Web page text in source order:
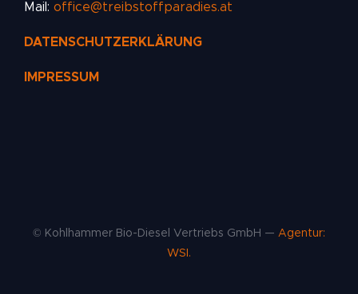
Mail: office@treibstoffparadies.at
DATENSCHUTZERKLÄRUNG
IMPRESSUM
© Kohlhammer Bio-Diesel Vertriebs GmbH — Agentur:
WSI.